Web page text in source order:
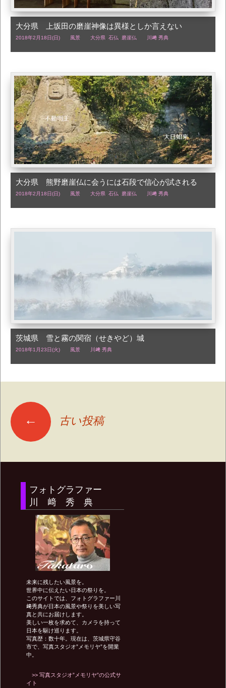
大分県 上坂田の磨崖神像は異様としか言えない
2018年2月18日(日) 風景 大分県 石仏 磨崖仏 川﨑 秀典
大分県 熊野磨崖仏に会うには石段で信心が試される
2018年2月18日(日) 風景 大分県 石仏 磨崖仏 川﨑 秀典
茨城県 雪と霧の関宿（せきやど）城
2018年1月23日(火) 風景 川﨑 秀典
投
稿
ナ
ビ
← 古い投稿
フォトグラファー
川 﨑 秀 典
未来に残したい風景を。
世界中に伝えたい日本の祭りを。
このサイトでは、フォトグラファー川
﨑秀典が日本の風景や祭りを美しい写
真と共にお届けします。
美しい一枚を求めて、カメラを持って
日本を駆け巡ります。
写真歴：数十年。現在は、茨城県守谷
市で、写真スタジオ”メモリヤ”を開業
中。
>> 写真スタジオ”メモリヤ”の公式サ
イト